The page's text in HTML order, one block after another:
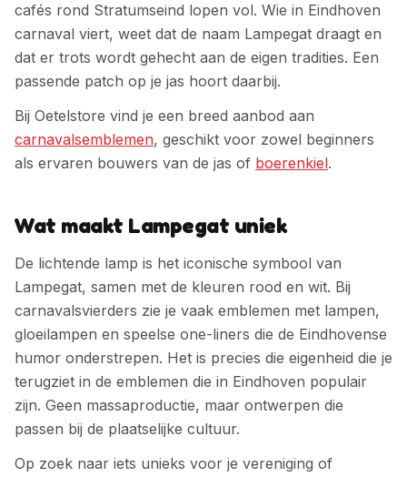
cafés rond Stratumseind lopen vol. Wie in Eindhoven
carnaval viert, weet dat de naam Lampegat draagt en
dat er trots wordt gehecht aan de eigen tradities. Een
passende patch op je jas hoort daarbij.
Bij Oetelstore vind je een breed aanbod aan
carnavalsemblemen, geschikt voor zowel beginners
als ervaren bouwers van de jas of boerenkiel.
Wat maakt Lampegat uniek
De lichtende lamp is het iconische symbool van
Lampegat, samen met de kleuren rood en wit. Bij
carnavalsvierders zie je vaak emblemen met lampen,
gloeilampen en speelse one-liners die de Eindhovense
humor onderstrepen. Het is precies die eigenheid die je
terugziet in de emblemen die in Eindhoven populair
zijn. Geen massaproductie, maar ontwerpen die
passen bij de plaatselijke cultuur.
Op zoek naar iets unieks voor je vereniging of